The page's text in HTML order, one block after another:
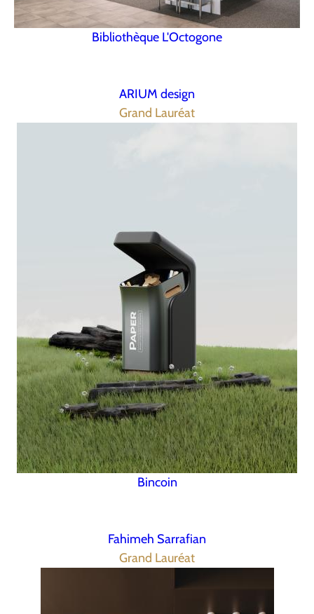
Bibliothèque L'Octogone
ARIUM design
Grand Lauréat
Bincoin
Fahimeh Sarrafian
Grand Lauréat